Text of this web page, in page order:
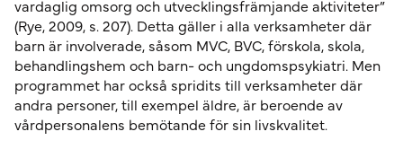
vardaglig omsorg och utvecklingsfrämjande aktiviteter”
(Rye, 2009, s. 207). Detta gäller i alla verksamheter där
barn är involverade, såsom MVC, BVC, förskola, skola,
behandlingshem och barn- och ungdomspsykiatri. Men
programmet har också spridits till verksamheter där
andra personer, till exempel äldre, är beroende av
vårdpersonalens bemötande för sin livskvalitet.